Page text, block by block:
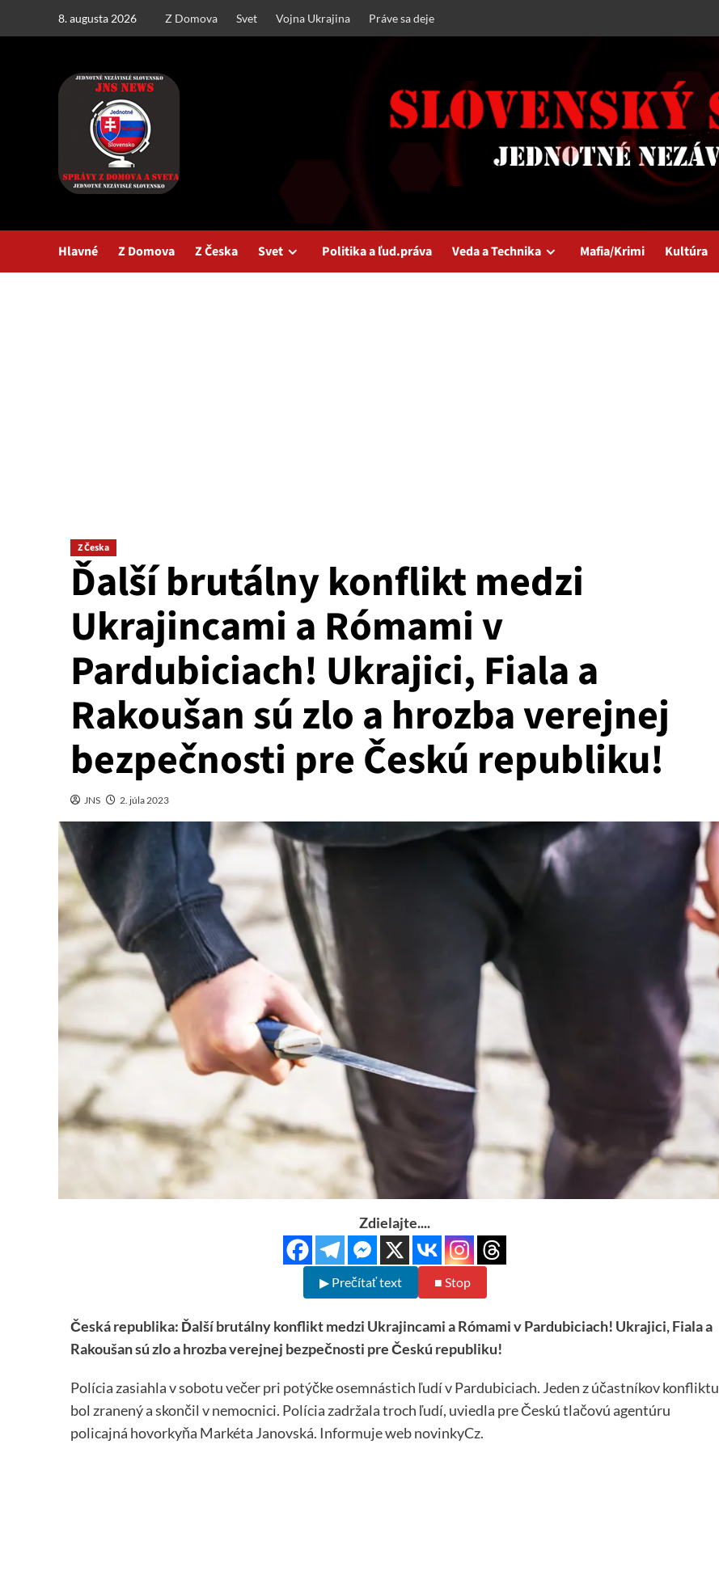
8. augusta 2026 Z Domova Svet Vojna Ukrajina Práve sa deje
Hlavné Z Domova Z Česka Svet Politika a ľud.práva Veda a Technika Mafia/Krimi Kultúra
Z Česka
Ďalší brutálny konflikt medzi
Ukrajincami a Rómami v
Pardubiciach! Ukrajici, Fiala a
Rakoušan sú zlo a hrozba verejnej
bezpečnosti pre Českú republiku!
JNS 2. júla 2023
Zdielajte....
▶ Prečítať text ■ Stop
Česká republika: Ďalší brutálny konflikt medzi Ukrajincami a Rómami v Pardubiciach! Ukrajici, Fiala a
Rakoušan sú zlo a hrozba verejnej bezpečnosti pre Českú republiku!
Polícia zasiahla v sobotu večer pri potýčke osemnástich ľudí v Pardubiciach. Jeden z účastníkov konfliktu
bol zranený a skončil v nemocnici. Polícia zadržala troch ľudí, uviedla pre Českú tlačovú agentúru
policajná hovorkyňa Markéta Janovská. Informuje web novinkyCz.